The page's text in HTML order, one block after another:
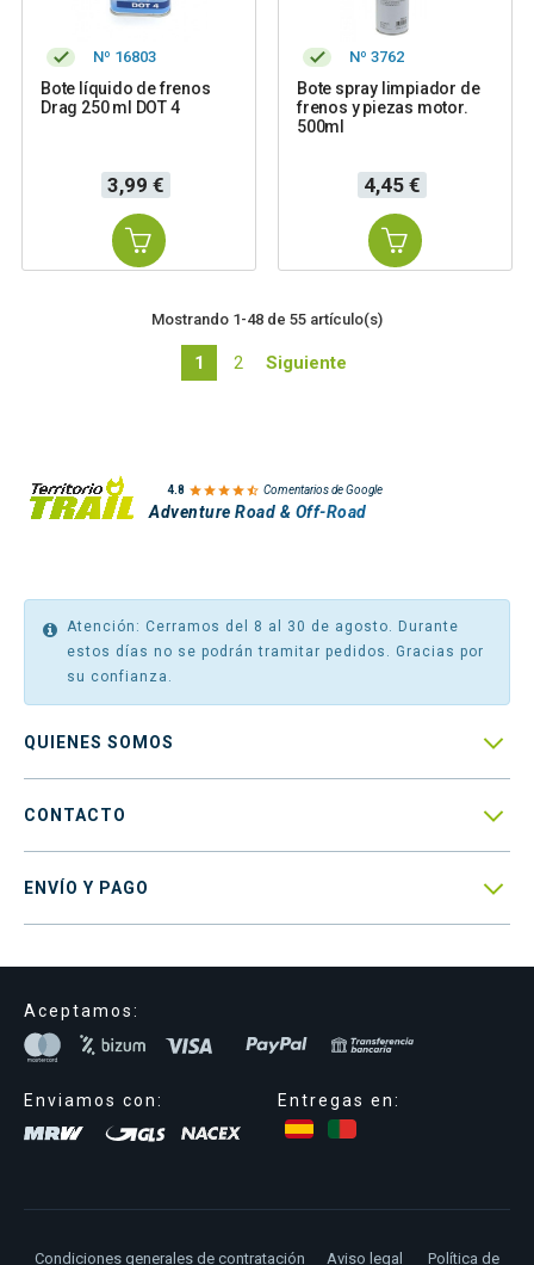
Nº 16803
Bote líquido de frenos
Drag 250 ml DOT 4
Precio
3,99 €
Nº 3762
Bote spray limpiador de
frenos y piezas motor.
500ml
Precio
4,45 €
Mostrando 1-48 de 55 artículo(s)
1 2 Siguiente
4.8  Comentarios de Google
Adventure Road & Off-Road
Atención: Cerramos del 8 al 30 de agosto. Durante
estos días no se podrán tramitar pedidos. Gracias por
su confianza.
QUIENES SOMOS 
CONTACTO 
ENVÍO Y PAGO 
Aceptamos:
Enviamos con: Entregas en:
Condiciones generales de contratación Aviso legal Política de